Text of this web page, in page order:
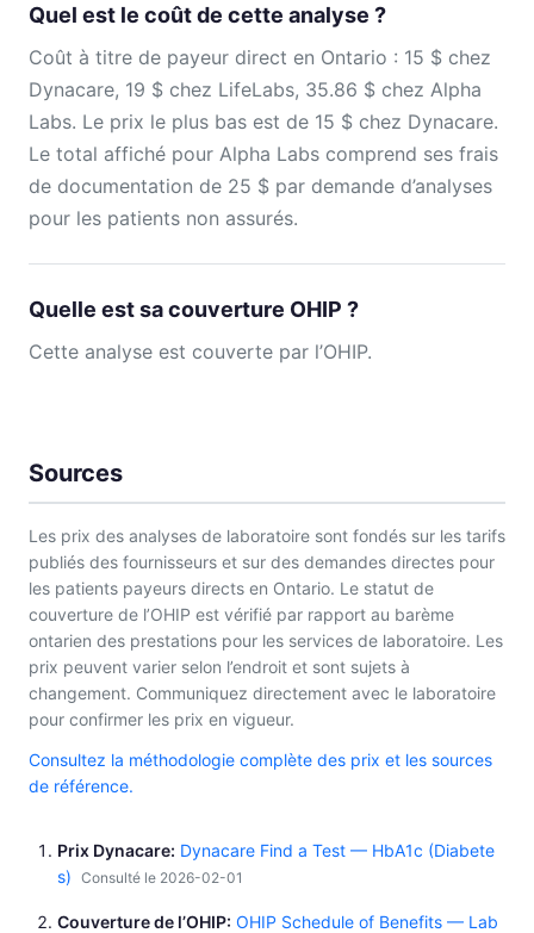
Quel est le coût de cette analyse ?
Coût à titre de payeur direct en Ontario : 15 $ chez
Dynacare, 19 $ chez LifeLabs, 35.86 $ chez Alpha
Labs. Le prix le plus bas est de 15 $ chez Dynacare.
Le total affiché pour Alpha Labs comprend ses frais
de documentation de 25 $ par demande d’analyses
pour les patients non assurés.
Quelle est sa couverture OHIP ?
Cette analyse est couverte par l’OHIP.
Sources
Les prix des analyses de laboratoire sont fondés sur les tarifs
publiés des fournisseurs et sur des demandes directes pour
les patients payeurs directs en Ontario. Le statut de
couverture de l’OHIP est vérifié par rapport au barème
ontarien des prestations pour les services de laboratoire. Les
prix peuvent varier selon l’endroit et sont sujets à
changement. Communiquez directement avec le laboratoire
pour confirmer les prix en vigueur.
Consultez la méthodologie complète des prix et les sources
de référence.
Prix Dynacare Dynacare Find a Test — HbA1c (Diabete
s) Consulté le 2026-02-01
Couverture de l’OHIP OHIP Schedule of Benefits — Lab